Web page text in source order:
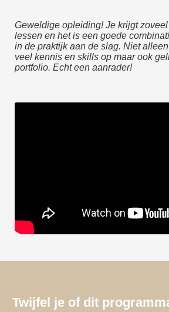
Geweldige opleiding! Je krijgt
lessen en het is een goede
in de praktijk aan de slag. Niet
veel kennis en skills op maar ook
portfolio. Echt een aanrader!
Twijfel je of dit